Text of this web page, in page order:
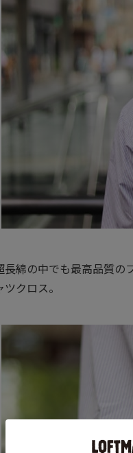
長綿の中でも最高品質の
クロス。